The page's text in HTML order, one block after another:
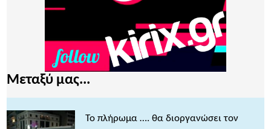
Μεταξύ μας...
Το πλήρωμα …. θα διοργανώσει τον